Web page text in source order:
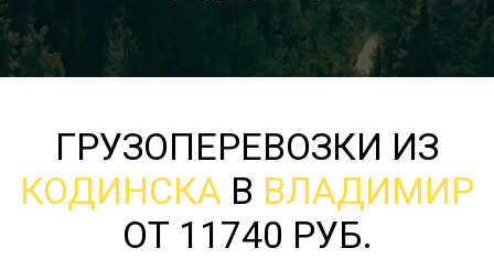
ГРУЗОПЕРЕВОЗКИ ИЗ
КОДИНСКА В ВЛАДИМИР
ОТ 11740 РУБ.